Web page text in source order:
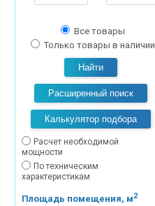
Все товары
Только товары в наличии
Найти
Расширенный поиск
Калькулятор подбора
Расчет необходимой
мощности
По техническим
характеристикам
Площадь помещения, м2